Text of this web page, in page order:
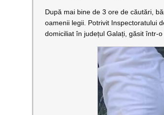
După mai bine de 3 ore de căutări,
oamenii legii. Potrivit Inspectoratului
domiciliat în județul Galați, găsit într-